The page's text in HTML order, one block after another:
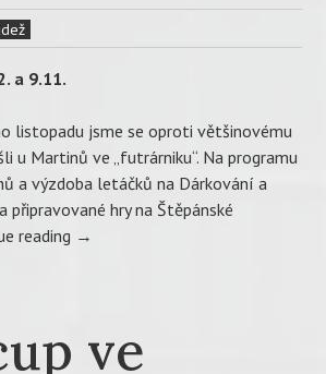
a 9.11.
listopadu jsme se oproti většinovému
u Martinů ve „futrárniku“. Na programu
a výzdoba letáčků na Dárkování a
připravované hry na Štěpánské
reading →
ve